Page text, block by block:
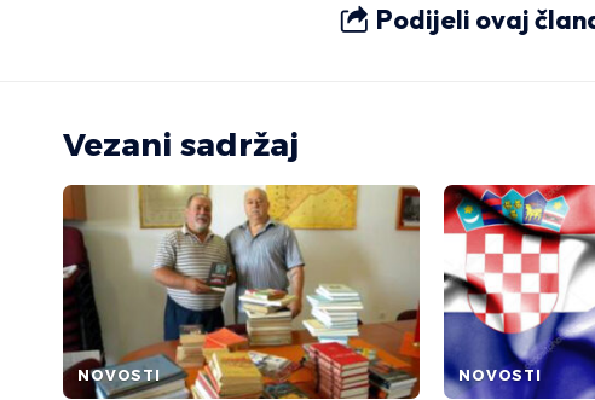
Podijeli ovaj
Vezani sadržaj
NOVOSTI NOVOSTI